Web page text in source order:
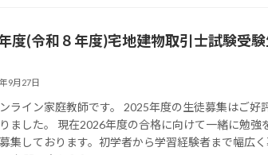
度(令和８年度)宅地建物取引士試験受
9月27日
ライン家庭教師です。 2025年度の生徒募集はご好
ました。 現在2026年度の合格に向けて一緒に勉強
集しております。初学者から学習経験者まで幅広